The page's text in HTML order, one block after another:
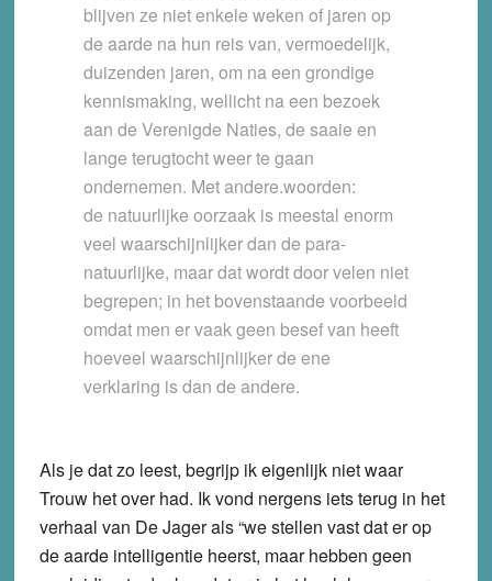
blijven ze niet enkele weken of jaren op
de aarde na hun reis van, vermoedelijk,
duizenden jaren, om na een grondige
kennismaking, wellicht na een bezoek
aan de Verenigde Naties, de saaie en
lange terugtocht weer te gaan
ondernemen. Met andere.woorden:
de natuurlijke oorzaak is meestal enorm
veel waarschijnlijker dan de para-
natuurlijke, maar dat wordt door velen niet
begrepen; in het bovenstaande voorbeeld
omdat men er vaak geen besef van heeft
hoeveel waarschijnlijker de ene
verklaring is dan de andere.
Als je dat zo leest, begrijp ik eigenlijk niet waar
Trouw het over had. Ik vond nergens iets terug in het
verhaal van De Jager als “we stellen vast dat er op
de aarde intelligentie heerst, maar hebben geen